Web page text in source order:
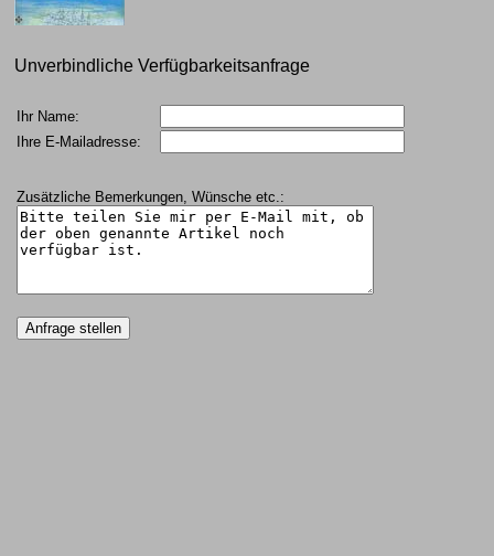
Unverbindliche Verfügbarkeitsanfrage
Ihr Name:
Ihre E-Mailadresse:
Zusätzliche Bemerkungen, Wünsche etc.: